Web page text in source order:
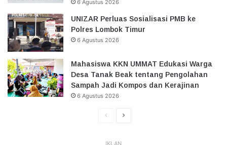
6 Agustus 2026
UNIZAR Perluas Sosialisasi PMB ke
Polres Lombok Timur
6 Agustus 2026
Mahasiswa KKN UMMAT Edukasi Warga
Desa Tanak Beak tentang Pengolahan
Sampah Jadi Kompos dan Kerajinan
6 Agustus 2026
HalamanHalaman
IKLAN